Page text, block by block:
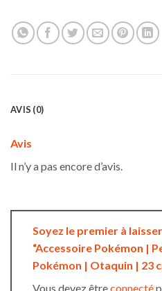
AVIS (0)
Avis
Il n’y a pas encore d’avis.
Soyez le premier à
“Accessoire Pokémon |
Pokémon | Otaquin | 23
Vous devez êtreconnecté